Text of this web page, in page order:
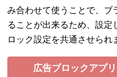
み合わせて使うことで、ブ
ることが出来るため、設
ロック設定を共通させられ
広告ブロックアプ